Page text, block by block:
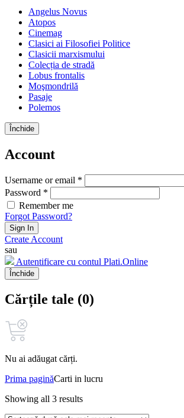
Angelus Novus
Atopos
Cinemag
Clasici ai Filosofiei Politice
Clasicii marxismului
Colecția de stradă
Lobus frontalis
Moşmondrilă
Pasaje
Polemos
Închide
Account
Username or email *
Password *
Remember me
Forgot Password?
Sign In
Create Account
sau
Autentificare cu contul Plati.Online
Închide
Cărțile tale (0)
Nu ai adăugat cărți.
Prima paginăCarti in lucru
Showing all 3 results